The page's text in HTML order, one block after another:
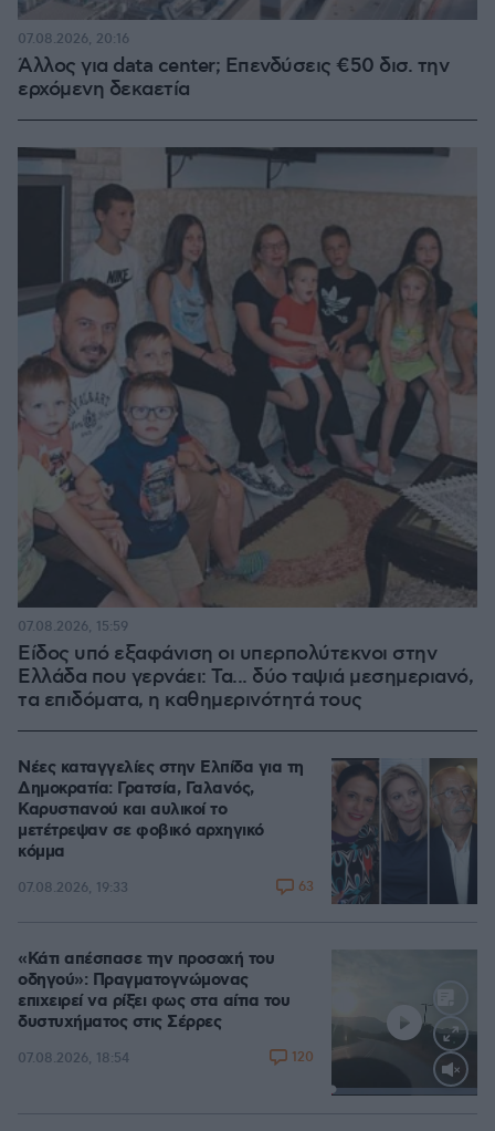
Άλλος για data center; Επενδύσεις €50 δισ. την
ερχόμενη δεκαετία
07.08.2026, 20:16
Είδος υπό εξαφάνιση οι υπερπολύτεκνοι στην
Ελλάδα που γερνάει: Τα... δύο ταψιά μεσημεριανό,
τα επιδόματα, η καθημερινότητά τους
07.08.2026, 15:59
Νέες καταγγελίες στην Ελπίδα για τη
Δημοκρατία: Γρατσία, Γαλανός,
Καρυστιανού και αυλικοί το
μετέτρεψαν σε φοβικό αρχηγικό
κόμμα
07.08.2026, 19:33 63
Loaded:
«Κάτι απέσπασε την προσοχή του
οδηγού»: Πραγματογνώμονας
επιχειρεί να ρίξει φως στα αίτια του
δυστυχήματος στις Σέρρες
07.08.2026, 18:54 120